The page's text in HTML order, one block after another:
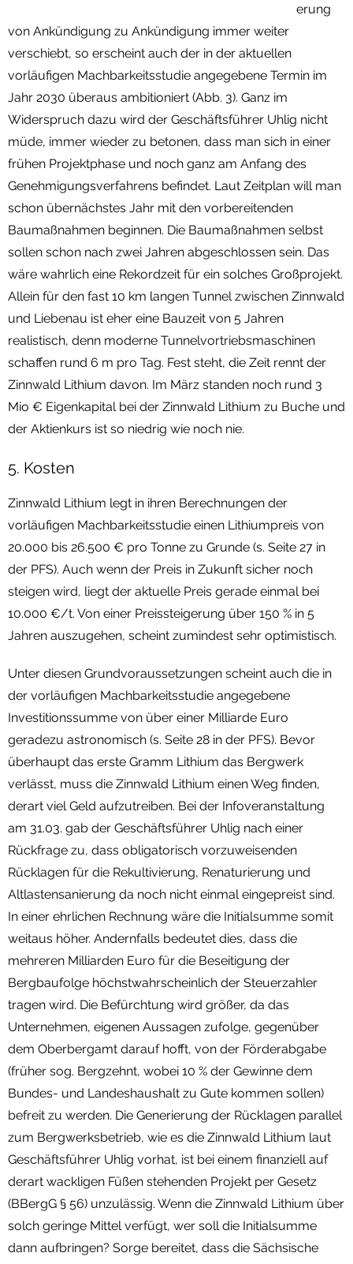
erung
von Ankündigung zu Ankündigung immer weiter
verschiebt, so erscheint auch der in der aktuellen
vorläufigen Machbarkeitsstudie angegebene Termin im
Jahr 2030 überaus ambitioniert (Abb. 3). Ganz im
Widerspruch dazu wird der Geschäftsführer Uhlig nicht
müde, immer wieder zu betonen, dass man sich in einer
frühen Projektphase und noch ganz am Anfang des
Genehmigungsverfahrens befindet. Laut Zeitplan will man
schon übernächstes Jahr mit den vorbereitenden
Baumaßnahmen beginnen. Die Baumaßnahmen selbst
sollen schon nach zwei Jahren abgeschlossen sein. Das
wäre wahrlich eine Rekordzeit für ein solches Großprojekt.
Allein für den fast 10 km langen Tunnel zwischen Zinnwald
und Liebenau ist eher eine Bauzeit von 5 Jahren
realistisch, denn moderne Tunnelvortriebsmaschinen
schaffen rund 6 m pro Tag. Fest steht, die Zeit rennt der
Zinnwald Lithium davon. Im März standen noch rund 3
Mio € Eigenkapital bei der Zinnwald Lithium zu Buche und
der Aktienkurs ist so niedrig wie noch nie.
5. Kosten
Zinnwald Lithium legt in ihren Berechnungen der
vorläufigen Machbarkeitsstudie einen Lithiumpreis von
20.000 bis 26.500 € pro Tonne zu Grunde (s. Seite 27 in
der PFS). Auch wenn der Preis in Zukunft sicher noch
steigen wird, liegt der aktuelle Preis gerade einmal bei
10.000 €/t. Von einer Preissteigerung über 150 % in 5
Jahren auszugehen, scheint zumindest sehr optimistisch.
Unter diesen Grundvoraussetzungen scheint auch die in
der vorläufigen Machbarkeitsstudie angegebene
Investitionssumme von über einer Milliarde Euro
geradezu astronomisch (s. Seite 28 in der PFS). Bevor
überhaupt das erste Gramm Lithium das Bergwerk
verlässt, muss die Zinnwald Lithium einen Weg finden,
derart viel Geld aufzutreiben. Bei der Infoveranstaltung
am 31.03. gab der Geschäftsführer Uhlig nach einer
Rückfrage zu, dass obligatorisch vorzuweisenden
Rücklagen für die Rekultivierung, Renaturierung und
Altlastensanierung da noch nicht einmal eingepreist sind.
In einer ehrlichen Rechnung wäre die Initialsumme somit
weitaus höher. Andernfalls bedeutet dies, dass die
mehreren Milliarden Euro für die Beseitigung der
Bergbaufolge höchstwahrscheinlich der Steuerzahler
tragen wird. Die Befürchtung wird größer, da das
Unternehmen, eigenen Aussagen zufolge, gegenüber
dem Oberbergamt darauf hofft, von der Förderabgabe
(früher sog. Bergzehnt, wobei 10 % der Gewinne dem
Bundes- und Landeshaushalt zu Gute kommen sollen)
befreit zu werden. Die Generierung der Rücklagen parallel
zum Bergwerksbetrieb, wie es die Zinnwald Lithium laut
Geschäftsführer Uhlig vorhat, ist bei einem finanziell auf
derart wackligen Füßen stehenden Projekt per Gesetz
(BBergG § 56) unzulässig. Wenn die Zinnwald Lithium über
solch geringe Mittel verfügt, wer soll die Initialsumme
dann aufbringen? Sorge bereitet, dass die Sächsische